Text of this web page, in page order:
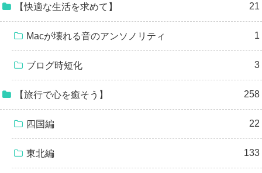
【快適な生活を求めて】 21
Macが壊れる音のアンソノリティ 1
ブログ時短化 3
【旅行で心を癒そう】 258
四国編 22
東北編 133